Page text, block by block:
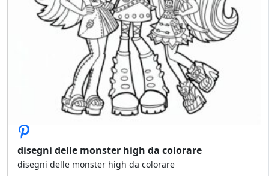
disegni delle monster high da colorare
disegni delle monster high da colorare